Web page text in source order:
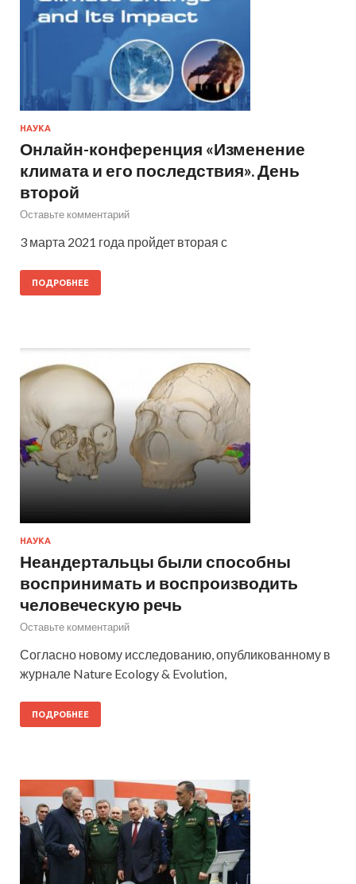
НАУКА
Онлайн-конференция «Изменение
климата и его последствия». День
второй
Оставьте комментарий
3 марта 2021 года пройдет вторая с
ПОДРОБНЕЕ
НАУКА
Неандертальцы были способны
воспринимать и воспроизводить
человеческую речь
Оставьте комментарий
Согласно новому исследованию, опубликованному в
журнале Nature Ecology & Evolution,
ПОДРОБНЕЕ